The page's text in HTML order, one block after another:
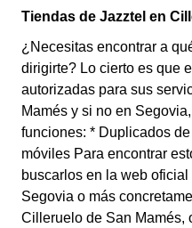
Tiendas de Jazztel en
¿Necesitas encontrar a
dirigirte? Lo cierto es que
autorizadas para sus
Mamés y si no en
funciones: * Duplicados
móviles Para encontrar
buscarlos en la web
Segovia o más
Cilleruelo de San Mamés,